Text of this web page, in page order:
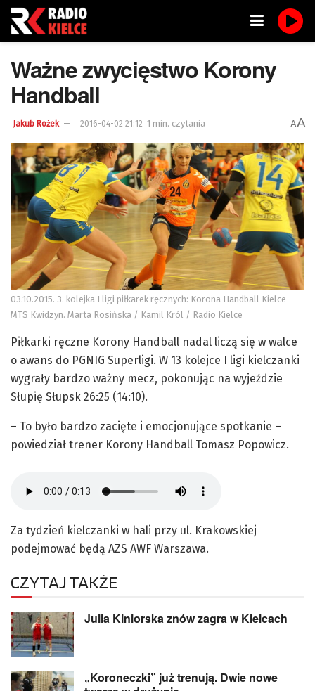
Ważne zwycięstwo Korony
Handball
Jakub Rożek 2016-04-02 21:12 1 min. czytania AA
03.10.2015. 3. kolejka I ligi piłkarek ręcznych: Korona Handball Kielce -
MTS Kwidzyn. Marta Rosińska / Kamil Król / Radio Kielce
Piłkarki ręczne Korony Handball nadal liczą się w walce
o awans do PGNIG Superligi. W 13 kolejce I ligi kielczanki
wygrały bardzo ważny mecz, pokonując na wyjeździe
Słupię Słupsk 26:25 (14:10).
– To było bardzo zacięte i emocjonujące spotkanie –
powiedział trener Korony Handball Tomasz Popowicz.
Za tydzień kielczanki w hali przy ul. Krakowskiej
podejmować będą AZS AWF Warszawa.
CZYTAJ TAKŻE
Julia Kiniorska znów zagra w Kielcach
„Koroneczki” już trenują. Dwie nowe